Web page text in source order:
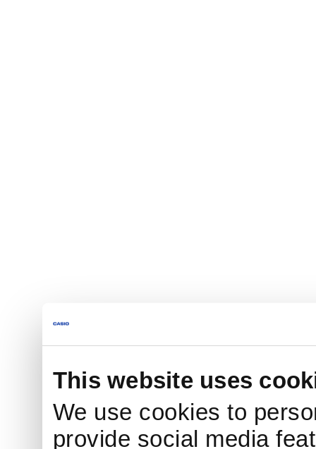
This website uses
We use cookies to
provide social media